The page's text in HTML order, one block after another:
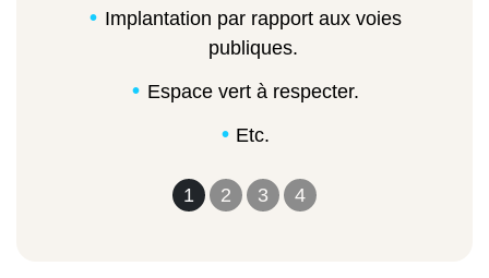
1 2 3 4
Implantation par rapport aux voies
publiques.
Espace vert à respecter.
Etc.